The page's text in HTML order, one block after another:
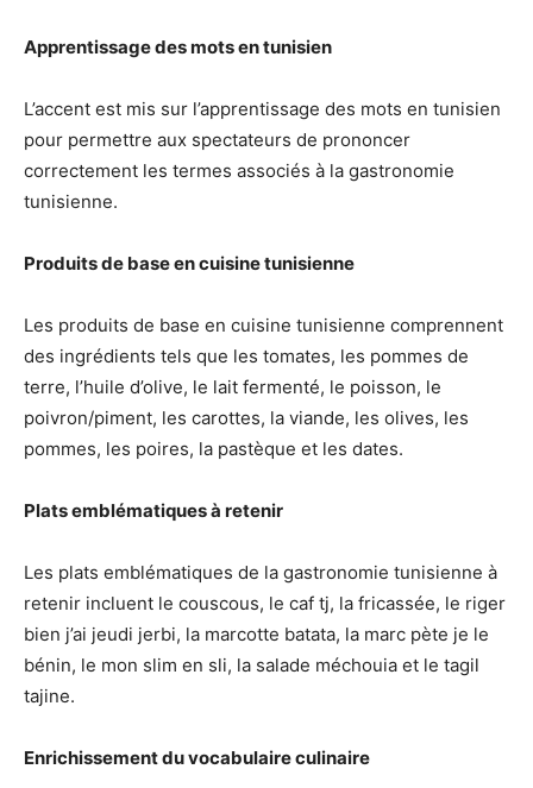
Apprentissage des mots en tunisien
L’accent est mis sur l’apprentissage des mots en tunisien
pour permettre aux spectateurs de prononcer
correctement les termes associés à la gastronomie
tunisienne.
Produits de base en cuisine tunisienne
Les produits de base en cuisine tunisienne comprennent
des ingrédients tels que les tomates, les pommes de
terre, l’huile d’olive, le lait fermenté, le poisson, le
poivron/piment, les carottes, la viande, les olives, les
pommes, les poires, la pastèque et les dates.
Plats emblématiques à retenir
Les plats emblématiques de la gastronomie tunisienne à
retenir incluent le couscous, le caf tj, la fricassée, le riger
bien j’ai jeudi jerbi, la marcotte batata, la marc pète je le
bénin, le mon slim en sli, la salade méchouia et le tagil
tajine.
Enrichissement du vocabulaire culinaire